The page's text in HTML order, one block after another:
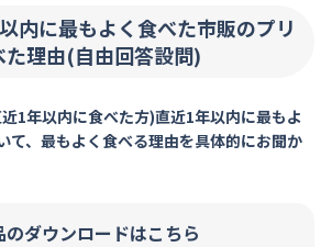
内に最もよく食べた市販のプリ
た理由(自由回答設問)
近1年以内に食べた方)直近1年以内に最もよ
て、最もよく食べる理由を具体的にお聞か
のダウンロードはこちら